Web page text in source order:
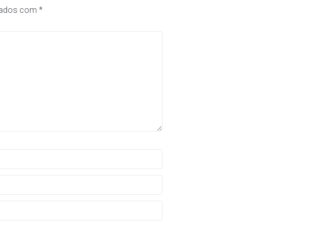
com *